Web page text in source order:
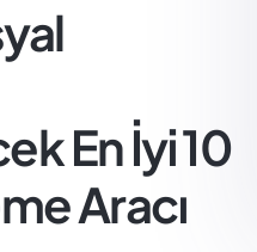
En İyi 10
Aracı